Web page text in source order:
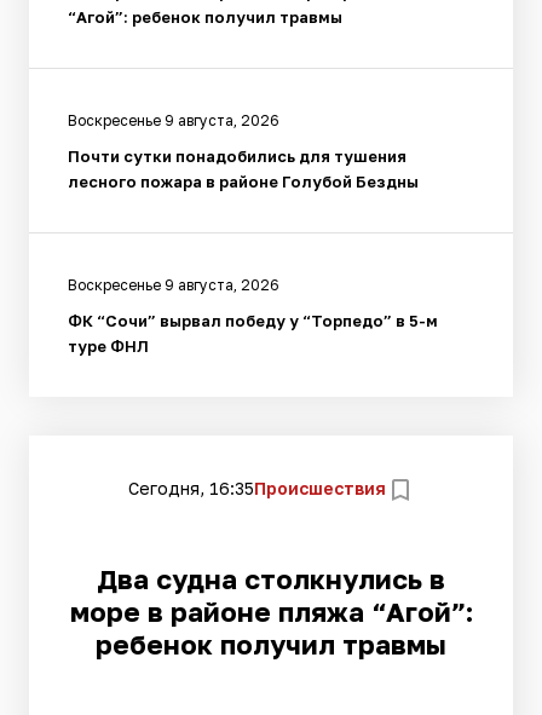
“Агой”: ребенок получил травмы
Воскресенье 9 августа, 2026
Почти сутки понадобились для тушения
лесного пожара в районе Голубой Бездны
Воскресенье 9 августа, 2026
ФК “Сочи” вырвал победу у “Торпедо” в 5-м
туре ФНЛ
Сегодня, 16:35Происшествия
Два судна столкнулись в
море в районе пляжа “Агой”:
ребенок получил травмы